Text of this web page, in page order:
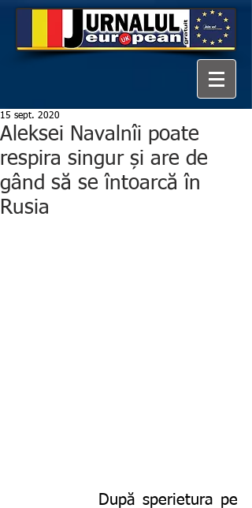
Aleksei Navalnîi poate
respira singur și are de
gând să se întoarcă în
Rusia
15 sept. 2020